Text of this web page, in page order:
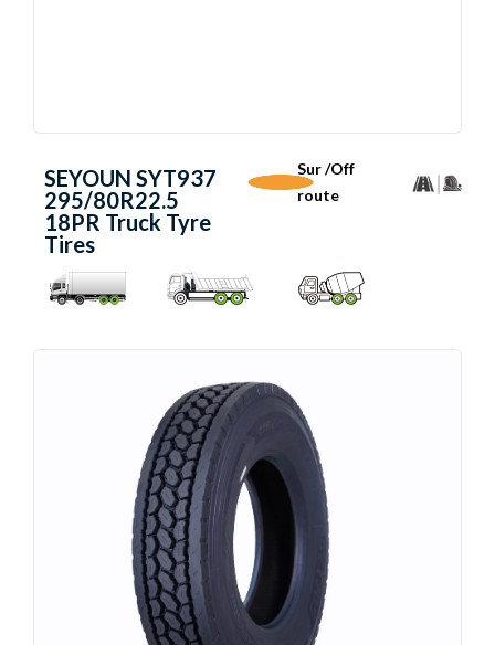
SEYOUN SYT937
295/80R22.5
18PR Truck Tyre
Tires
Sur /Off
route